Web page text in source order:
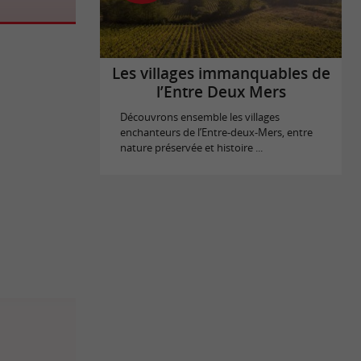
Les villages immanquables de
l’Entre Deux Mers
Découvrons ensemble les villages
enchanteurs de l’Entre-deux-Mers, entre
nature préservée et histoire ...